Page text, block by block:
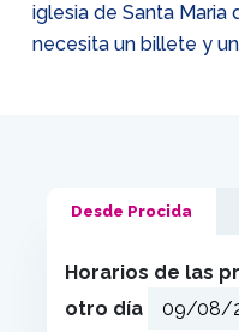
iglesia de Santa Maria
necesita un billete y
Desde Procida
Horarios de las
otro día